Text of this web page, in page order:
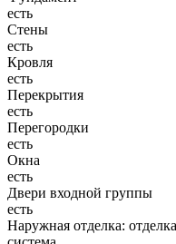
есть
Стены
есть
Кровля
есть
Перекрытия
есть
Перегородки
есть
Окна
есть
Двери входной группы
есть
Наружная отделка: